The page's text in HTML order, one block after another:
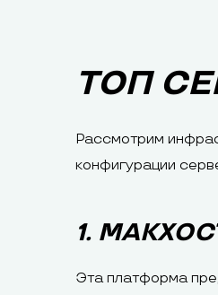
ТОП
Рассмотрим
конфигурации
1.
Эта платформа